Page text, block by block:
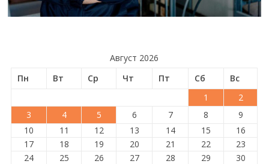
Август 2026
Пн
Вт Ср Чт Пт Сб
Вс
1
2
3
4 5 6 7 8
9
10
11 12 13 14 15
16
17
18 19 20 21 22
23
24
25 26 27 28 29
30